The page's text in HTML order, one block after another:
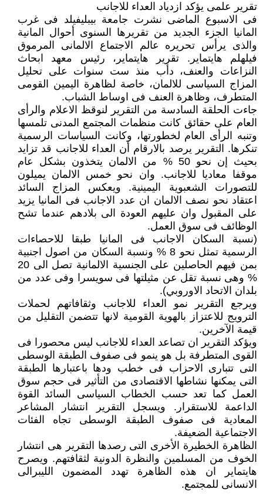
تقرير علمى يؤكد ازدياد العداء للاجانب
فى الاسبوع الماضى نشرت جامعة بيبليفيلد فى غرب
المانيا الجزء الجديد من تقريرها السنوى أحوال المانية
والذى يرأس تحريره عالم الاجتماع الالمانى المرموق
فيلهلم هايتماير. تقرير هايتماير، رئيس معهد ابحاث
النزاعات والعنف، دأب منذ ست سنوات على تحليل
المزاج السياسى للالمان، خاصة لظاهرة اليمين القومى
المتطرف، وظاهرة العنف فى اوساط الشباب.
جاءت الحلقة السادسة من التقرير لنوقظ الاعلام والرأى
العام على حقائق كانت منظمات المجتمع المدنى تلمسها
وتنبه الرأى العام لخطورتها، وكانت السياسات الرسمية
تنكرها. التقرير يرصد بالارقام أن العداء للاجانب قد تزايد
بحيث إن نحو 50 % من الالمان يتخذون بشكل عام
موقفا معاديا للاجانب. وان نحو خمس الالمان يميلون
للتصورات الشعبوية اليمينية. ويعكس المزاج السائد
اعتقاد نحو نصف الالمان ان عدد الاجانب فى المانيا يزيد
على المقبول وان عليهم العودة الى بلادهم عندما تشح
الوظائف فى سوق العمل.
(نسبة السكان الاجانب فى المانيا طبقا للاحصاءات
الرسمية تمثل نحو 8 % ونسبة السكان من اصول اجنبية
بمن فيهم الحاصلين على الجنسية الالمانية تصل الى 20
% وهى نسبة تقل عن مثيلتها فى سويسرا وفى عدد من
بلدان الاتحاد الاوروبي).
ويرجع التقرير نمو العداء للاجانب وثقافاتهم لحملات
الترويج للاعتزاز بالهوية القومية لانها تتضمن التقليل من
قيمة الآخرين.
ويؤكد التقرير ان تصاعد العداء للاجانب ليس محصورا فى
القوى المتطرفة بل هو ينمو فى صفوف الطبقة الوسطى
التى تتبارى الاحزاب فى خطب ودها باعتبارها الطبقة
التى يمكنها نشاطها الاقتصادى من التأثير فى حجم سوق
العمل كما تعد حسب الخطاب السياسى السائد القوة
الداعمة للاستقرار. ويسجل التقرير انتشار المشاعر
المعادية فى صفوف الطبقة الوسطى تجاه الفئات
الاجتماعية الضعيفة.
الظاهرة الخطيرة الأخرى التى رصدها التقرير هى انتشار
الخوف من المسلمين والنظرة الدونية لثقافتهم. ويصرح
هايتماير ان هذه الظاهرة تهدد المضمون الليبرالى
الانسانى للمجتمع.